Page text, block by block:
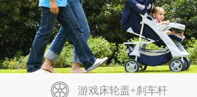
游戏床轮盖+刹车杆